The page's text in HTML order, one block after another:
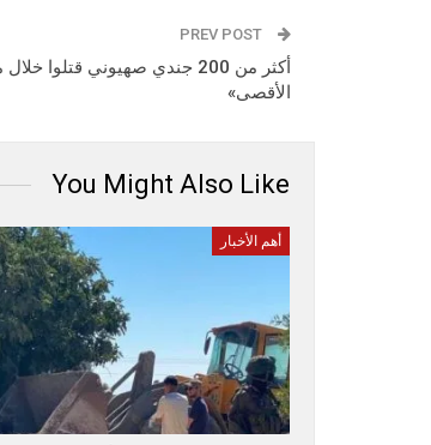
أكثر من 200 جندي صهيوني قتلوا
الأقصى»
You Might Also Like
أهم الأخبار